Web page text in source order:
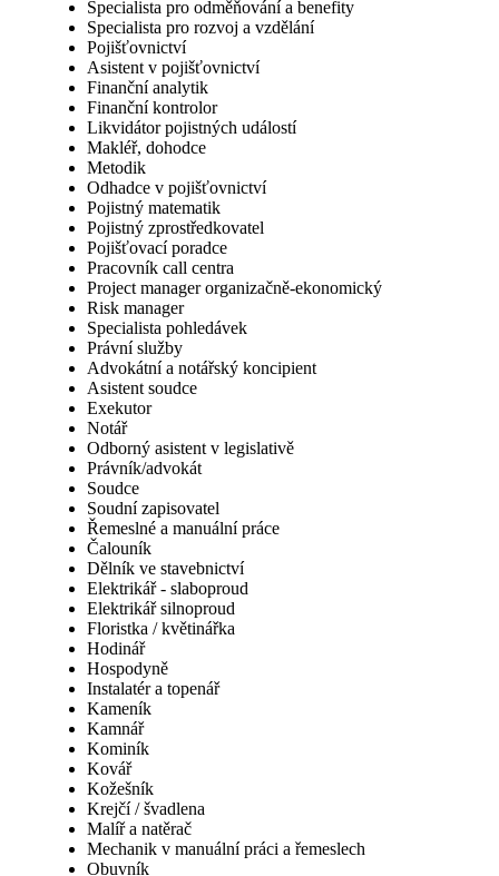
Specialista pro odměňování a benefity
Specialista pro rozvoj a vzdělání
Pojišťovnictví
Asistent v pojišťovnictví
Finanční analytik
Finanční kontrolor
Likvidátor pojistných událostí
Makléř, dohodce
Metodik
Odhadce v pojišťovnictví
Pojistný matematik
Pojistný zprostředkovatel
Pojišťovací poradce
Pracovník call centra
Project manager organizačně-ekonomický
Risk manager
Specialista pohledávek
Právní služby
Advokátní a notářský koncipient
Asistent soudce
Exekutor
Notář
Odborný asistent v legislativě
Právník/advokát
Soudce
Soudní zapisovatel
Řemeslné a manuální práce
Čalouník
Dělník ve stavebnictví
Elektrikář - slaboproud
Elektrikář silnoproud
Floristka / květinářka
Hodinář
Hospodyně
Instalatér a topenář
Kameník
Kamnář
Kominík
Kovář
Kožešník
Krejčí / švadlena
Malíř a natěrač
Mechanik v manuální práci a řemeslech
Obuvník